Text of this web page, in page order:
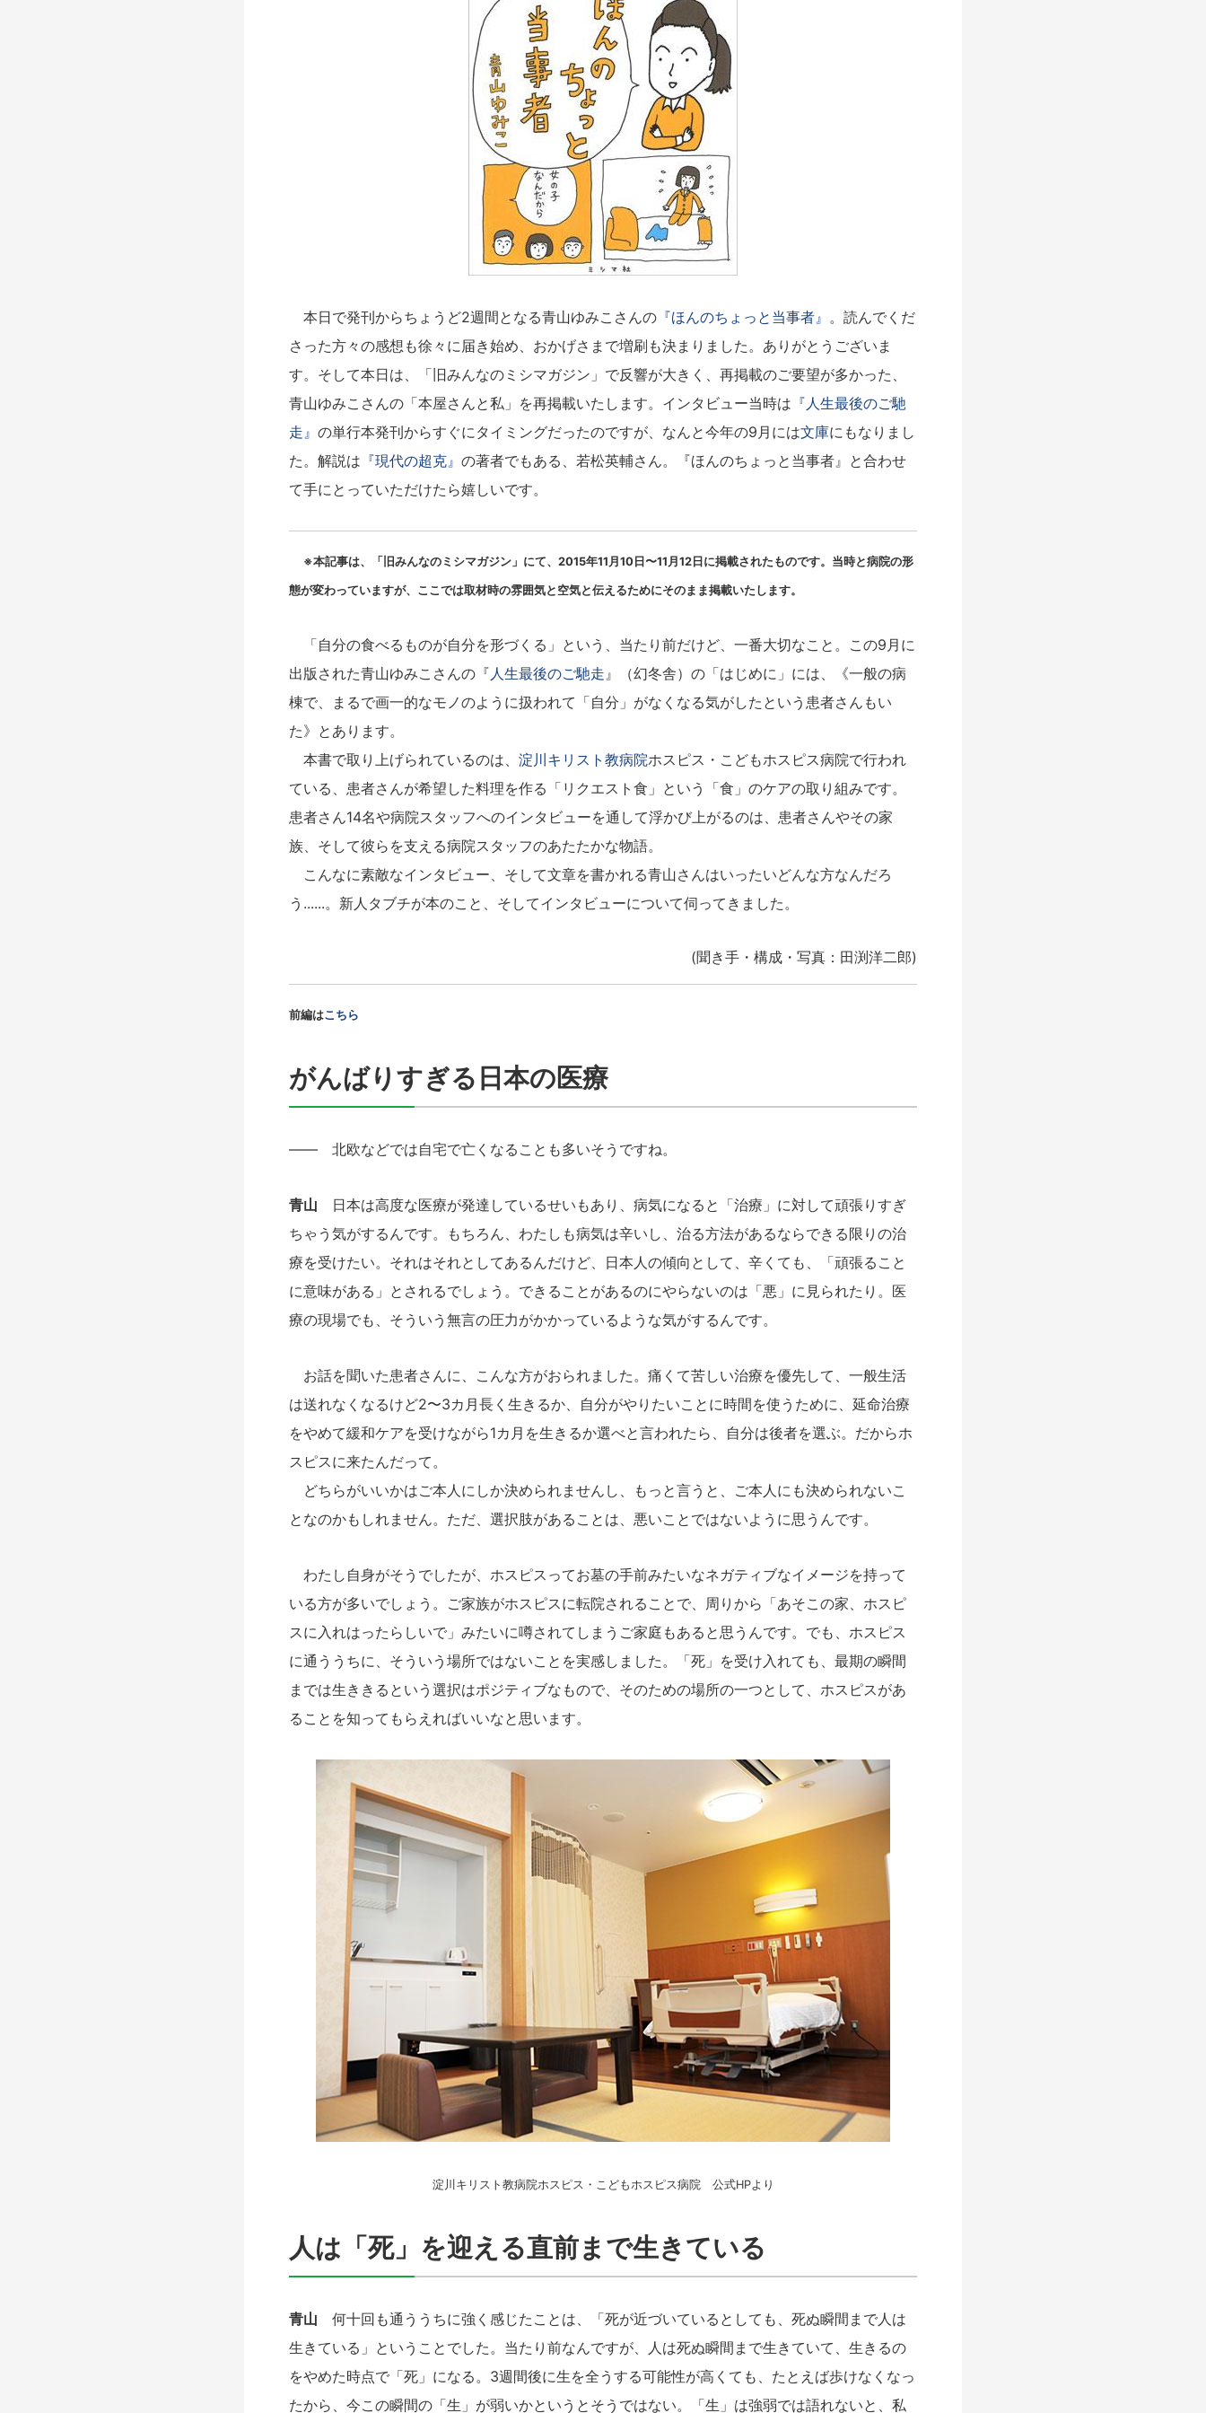
本日で発刊からちょうど2週間となる青山ゆみこさんの 『ほんのちょっと当事者』 。読んでくだ
さった方々の感想も徐々に届き始め、おかげさまで増刷も決まりました。ありがとうございま
す。そして本日は、「旧みんなのミシマガジン」で反響が大きく、再掲載のご要望が多かった、
青山ゆみこさんの「本屋さんと私」を再掲載いたします。インタビュー当時は 『人生最後のご馳
走』 の単行本発刊からすぐにタイミングだったのですが、なんと今年の9月には文庫にもなりまし
た。解説は 『現代の超克』 の著者でもある、若松英輔さん。『ほんのちょっと当事者』と合わせ
て手にとっていただけたら嬉しいです。
※本記事は、「旧みんなのミシマガジン」にて、2015年11月10日〜11月12日に掲載されたものです。 当時と病院の形
態が変わっていますが、 ここでは取材時の雰囲気と空気と伝えるためにそのまま掲載いたし ます。
「自分の食べるものが自分を形づくる」という、当たり前だけど、一番大切なこと。この9月に
出版された青山ゆみこさんの『人生最後のご馳走』（幻冬舎）の「はじめに」には、《一般の病
棟で、まるで画一的なモノのように扱われて「自分」がなくなる気がしたという患者さんもい
た》とあります。
本書で取り上げられているのは、 淀川キリスト教病院ホスピス・こどもホスピス病院で行われ
ている、患者さんが希望した料理を作る「リクエスト食」という「食」のケアの取り組みです。
患者さん14名や病院スタッフへのインタビューを通して浮かび上がるのは、患者さんやその家
族、そして彼らを支える病院スタッフのあたたかな物語。
こんなに素敵なインタビュー、そして文章を書かれる青山さんはいったいどんな方なんだろ
う......。新人タブチが本のこと、そしてインタビューについて伺ってきました。
(聞き手・構成・写真：田渕洋二郎)
前編はこちら
がんばりすぎる日本の医療
―― 北欧などでは自宅で亡くなることも多いそうですね。
青山 日本は高度な医療が発達しているせいもあり、病気になると「治療」に対して頑張りすぎ
ちゃう気がするんです。もちろん、わたしも病気は辛いし、治る方法があるならできる限りの治
療を受けたい。それはそれとしてあるんだけど、日本人の傾向として、辛くても、「頑張ること
に意味がある」とされるでしょう。できることがあるのにやらないのは「悪」に見られたり。医
療の現場でも、そういう無言の圧力がかかっているような気がするんです。
お話を聞いた患者さんに、こんな方がおられました。痛くて苦しい治療を優先して、一般生活
は送れなくなるけど2〜3カ月長く生きるか、自分がやりたいことに時間を使うために、延命治療
をやめて緩和ケアを受けながら1カ月を生きるか選べと言われたら、自分は後者を選ぶ。だからホ
スピスに来たんだって。
どちらがいいかはご本人にしか決められませんし、もっと言うと、ご本人にも決められないこ
となのかもしれません。ただ、選択肢があることは、悪いことではないように思うんです。
わたし自身がそうでしたが、ホスピスってお墓の手前みたいなネガティブなイメージを持って
いる方が多いでしょう。ご家族がホスピスに転院されることで、周りから「あそこの家、ホスピ
スに入れはったらしいで」みたいに噂されてしまうご家庭もあると思うんです。でも、ホスピス
に通ううちに、そういう場所ではないことを実感しました。「死」を受け入れても、最期の瞬間
までは生ききるという選択はポジティブなもので、そのための場所の一つとして、ホスピスがあ
ることを知ってもらえればいいなと思います。
淀川キリスト教病院ホスピス・こどもホスピス病院 公式HPより
人は「死」を迎える直前まで生きている
青山 何十回も通ううちに強く感じたことは、「死が近づいているとしても、死ぬ瞬間まで人は
生きている」ということでした。当たり前なんですが、人は死ぬ瞬間まで生きていて、生きるの
をやめた時点で「死」になる。3週間後に生を全うする可能性が高くても、たとえば歩けなくなっ
たから、今この瞬間の「生」が弱いかというとそうではない。「生」は強弱では語れないと、私